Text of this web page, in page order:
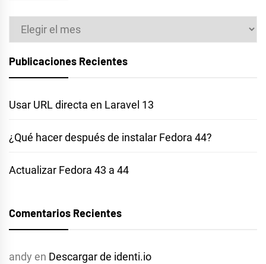
Archivos
Publicaciones Recientes
Usar URL directa en Laravel 13
¿Qué hacer después de instalar Fedora 44?
Actualizar Fedora 43 a 44
Comentarios Recientes
andy en Descargar de identi.io